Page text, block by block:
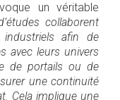
un véritable
collaborent
industriels afin de
avec leurs univers
de portails ou de
une continuité
Cela implique une